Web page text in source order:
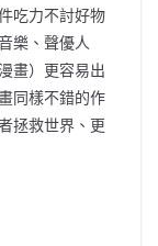
吃力不討好物
樂、聲優人
畫）更容易出
同樣不錯的作
拯救世界、更